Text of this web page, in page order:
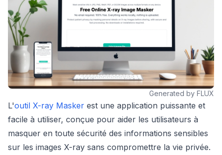
Generated by FLUX
L'outil X-ray Masker est une application puissante et
facile à utiliser, conçue pour aider les utilisateurs à
masquer en toute sécurité des informations sensibles
sur les images X-ray sans compromettre la vie privée.